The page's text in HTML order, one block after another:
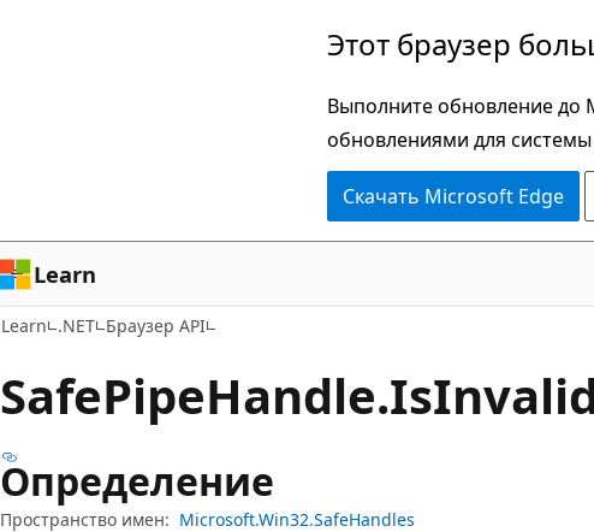
Этот браузер
Выполните обновление до
обновлениями для
Скачать Microsoft Edge
Learn
Learn .NET Браузер API
SafePipeHandle.Is
Определение
Пространство имен: Microsoft.Win32.SafeHandles